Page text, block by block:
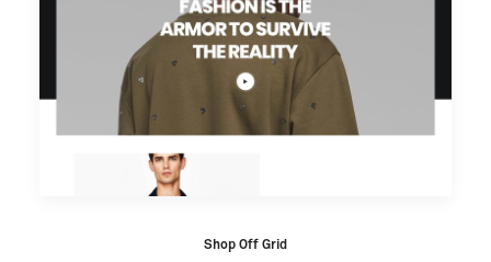
Shop Off Grid